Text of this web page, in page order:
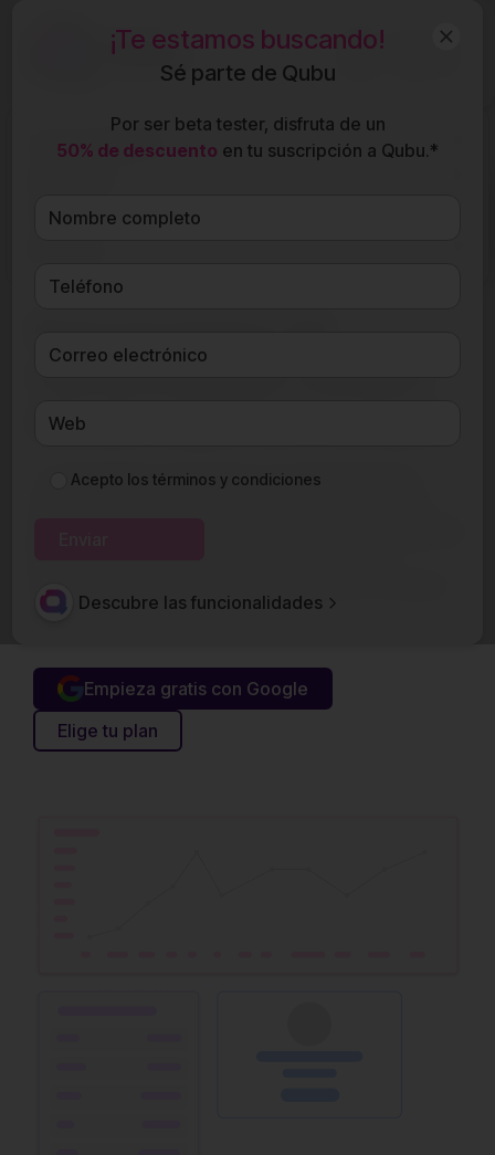
Funcionalidades
Precios
Qubu para agencias de
marketing
marketing que venden
desde el primer vistazo
¿Te preguntas cómo hacer un presupuesto de
real.
Empieza gratis con Google
Elige tu plan
¡Te estamos buscando!
Sé parte de Qubu
Por ser beta tester, disfruta de un
50% de descuento en tu suscripción a Qubu.*
Acepto lostérminos y condiciones
Descubre las funcionalidades